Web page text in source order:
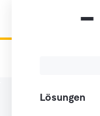
Lösungen